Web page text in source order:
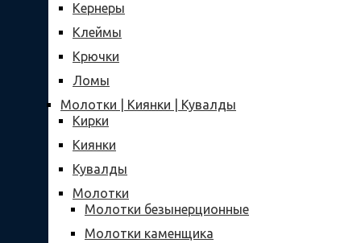
Кернеры
Клеймы
Крючки
Ломы
Молотки | Киянки | Кувалды
Кирки
Киянки
Кувалды
Молотки
Молотки безынерционные
Молотки каменщика